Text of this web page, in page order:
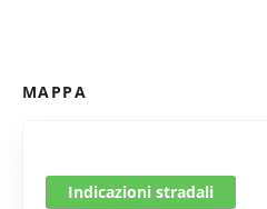
MAPPA
Indicazioni stradali